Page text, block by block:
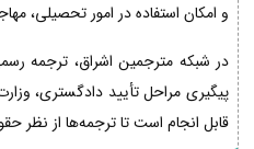
و امکان استفاده در امور تحصیلی،
در شبکه مترجمین اشراق، ترجمه
پیگیری مراحل تأیید دادگستری،
قابل انجام است تا ترجمه‌ها از نظر